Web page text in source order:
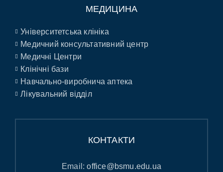
МЕДИЦИНА
Університетська клініка
Медичний консультативний центр
Медичні Центри
Клінічні бази
Навчально-виробнича аптека
Лікувальний відділ
КОНТАКТИ
Email:office@bsmu.edu.ua